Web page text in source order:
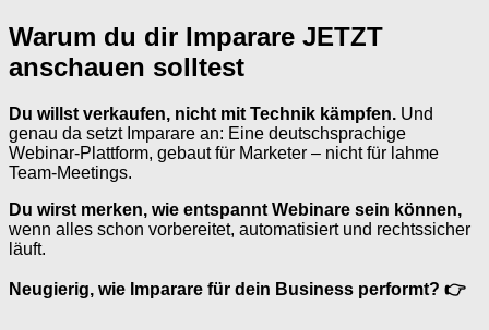
Warum du dir Imparare JETZT
anschauen solltest
Du willst verkaufen, nicht mit Technik kämpfen. Und
genau da setzt Imparare an: Eine deutschsprachige
Webinar-Plattform, gebaut für Marketer – nicht für lahme
Team-Meetings.
Du wirst merken, wie entspannt Webinare sein können,
wenn alles schon vorbereitet, automatisiert und rechtssicher
läuft.
Neugierig, wie Imparare für dein Business performt? 👉